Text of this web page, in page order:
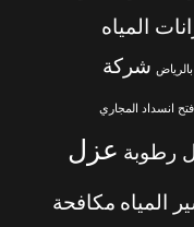
المياه
شركة
انسداد المجاري
رطوبة عزل
المياه مكافحة